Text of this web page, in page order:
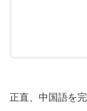
正直、中国語を